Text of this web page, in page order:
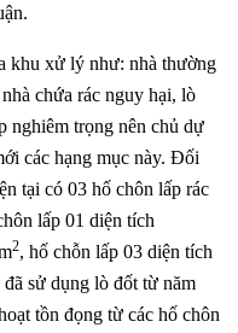
khu xử lý như: nhà thường
chứa rác nguy hại, lò
nghiêm trọng nên chủ dự
các hạng mục này. Đối
tại có 03 hố chôn lấp rác
lấp 01 diện tích
2, hố chỗn lấp 03 diện tích
sử dụng lò đốt từ năm
tồn đọng từ các hố chôn